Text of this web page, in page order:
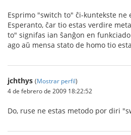
Esprimo "switch to" ĉi-kuntekste ne
Esperanto, ĉar tio estas verdire
to" signifas ian ŝanĝon en
ago aŭ mensa stato de homo tio
jchthys (Mostrar perfil)
4 de febrero de 2009 18:22:52
Do, ruse ne estas metodo por diri